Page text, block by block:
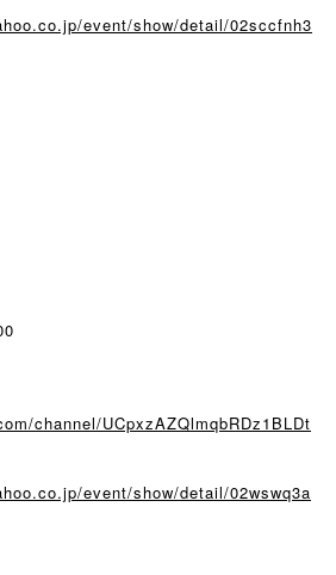
event/show/detail/02sccfnh3
channel/UCpxzAZQlmqbRDz1BLDt
event/show/detail/02wswq3a